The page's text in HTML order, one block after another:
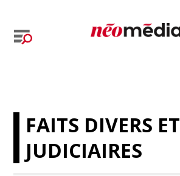
FAITS DIVERS ET
JUDICIAIRES